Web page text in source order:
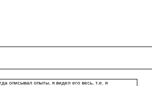
описывал опыты, я видел его весь, т.е. я